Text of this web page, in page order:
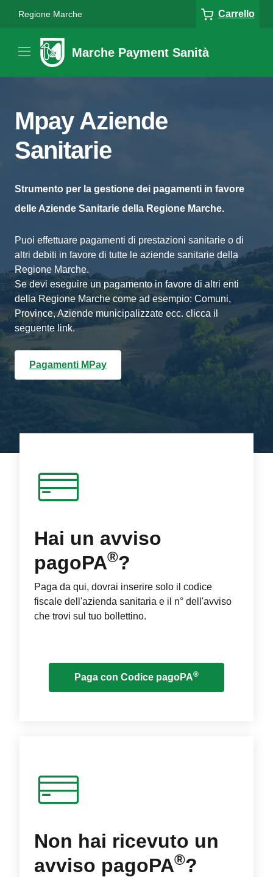
Regione Marche Carrello
Marche Payment Sanità
Mpay Aziende
Sanitarie
Strumento per la gestione dei pagamenti in favore
delle Aziende Sanitarie della Regione Marche.
Puoi effettuare pagamenti di prestazioni sanitarie o di
altri debiti in favore di tutte le aziende sanitarie della
Regione Marche.
Se devi eseguire un pagamento in favore di altri enti
della Regione Marche come ad esempio: Comuni,
Province, Aziende municipalizzate ecc. clicca il
seguente link.
Pagamenti MPay
Hai un avviso
pagoPA®?
Paga da qui, dovrai inserire solo il codice
fiscale dell'azienda sanitaria e il n° dell'avviso
che trovi sul tuo bollettino.
Paga con Codice pagoPA®
Non hai ricevuto un
avviso pagoPA®?